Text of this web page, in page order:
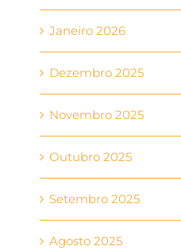
Janeiro 2026
Dezembro 2025
Novembro 2025
Outubro 2025
Setembro 2025
Agosto 2025